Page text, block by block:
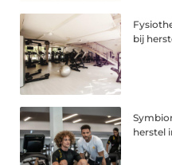
bij
herstel